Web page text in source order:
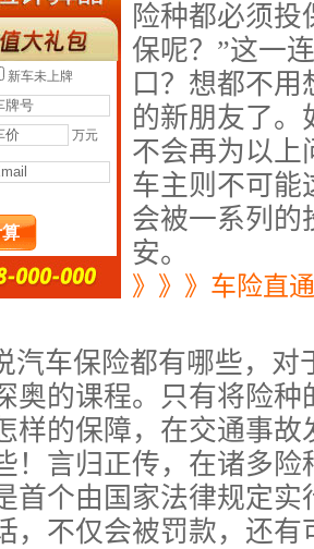
险种都必须
保呢？”这一
口？想都不
的新朋友了。
不会再为以上
车主则不可能
会被一系列的
安。
》》》车险直
汽车保险都有哪些，对
奥的课程。只有将险
样的保障，在交通事
！言归正传，在诸多
首个由国家法律规定
，不仅会被罚款，还